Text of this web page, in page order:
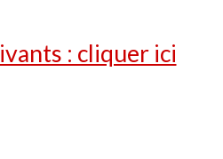
: cliquer ici